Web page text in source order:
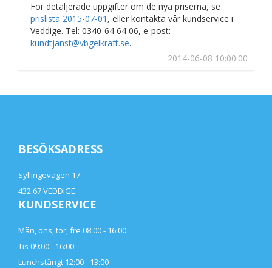
2014-06-08 10:00:00
För detaljerade uppgifter om de nya priserna, se
prislista 2015-07-01 , eller kontakta vår kundservice i
Veddige. Tel: 0340-64 64 06, e-post:
kundtjanst@vbgelkraft.se.
BESÖKSADRESS
Syllingevägen 17
432 67 VEDDIGE
KUNDSERVICE
Mån, ons, tor, fre 08:00 - 16:00
Tis 09:00 - 16:00
Lunchstängt 12:00 - 13:00